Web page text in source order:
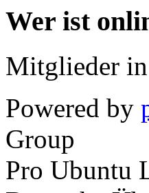
Wer ist
Mitglieder
Powered by
Group
Pro Ubuntu